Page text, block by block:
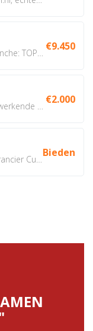
€9.450
€2.000
Bieden